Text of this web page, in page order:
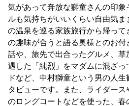
気があって奔放な獅童さんの印象
ルも気持ちがいいくらい自由気
の温泉を巡る家族旅行から帰っ
の趣味が合うと語る奥様とのお
話や、旅先で出合ったグルメ、
遇した「純烈」をマダムに混ざ
ドなど、中村獅童という男の人
タビューです。また、ライダー
のロングコートなどを使った、春